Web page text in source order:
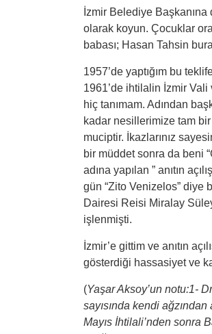
İzmir Belediye Başkanına
olarak koyun. Çocuklar
babası; Hasan Tahsin
1957’de yaptığım bu
1961’de ihtilalin İzmir
hiç tanımam. Adından
kadar nesillerimize tam
muciptir. İkazlarınız
bir müddet sonra da beni
adına yapılan ” anıtın
gün “Zito Venizelos” diye
Dairesi Reisi Miralay
işlenmişti.
İzmir’e gittim ve anıtın
gösterdiği hassasiyet ve
(Yaşar Aksoy’un notu:1-
sayısında kendi
Mayıs İhtilali’nden sonra